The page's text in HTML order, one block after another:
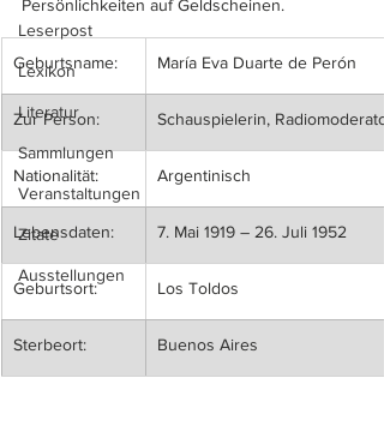
Leserpost
Lexikon
Literatur
Sammlungen
Veranstaltungen
Zitate
Ausstellungen
Persönlichkeiten auf Geldscheinen.
​Geburtsname: María Eva Duarte de Perón
Zur Person: Schauspielerin,
​Nationalität: Argentinisch
​Lebensdaten: 7. Mai 1919 – 26. Juli 1952
​Geburtsort: Los Toldos
​Sterbeort: Buenos Aires